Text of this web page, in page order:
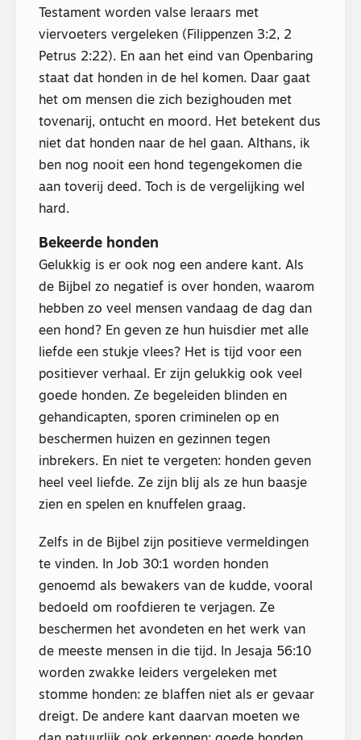
Testament worden valse leraars met
viervoeters vergeleken (Filippenzen 3:2, 2
Petrus 2:22). En aan het eind van Openbaring
staat dat honden in de hel komen. Daar gaat
het om mensen die zich bezighouden met
tovenarij, ontucht en moord. Het betekent dus
niet dat honden naar de hel gaan. Althans, ik
ben nog nooit een hond tegengekomen die
aan toverij deed. Toch is de vergelijking wel
hard.
Bekeerde honden
Gelukkig is er ook nog een andere kant. Als
de Bijbel zo negatief is over honden, waarom
hebben zo veel mensen vandaag de dag dan
een hond? En geven ze hun huisdier met alle
liefde een stukje vlees? Het is tijd voor een
positiever verhaal. Er zijn gelukkig ook veel
goede honden. Ze begeleiden blinden en
gehandicapten, sporen criminelen op en
beschermen huizen en gezinnen tegen
inbrekers. En niet te vergeten: honden geven
heel veel liefde. Ze zijn blij als ze hun baasje
zien en spelen en knuffelen graag.
Zelfs in de Bijbel zijn positieve vermeldingen
te vinden. In Job 30:1 worden honden
genoemd als bewakers van de kudde, vooral
bedoeld om roofdieren te verjagen. Ze
beschermen het avondeten en het werk van
de meeste mensen in die tijd. In Jesaja 56:10
worden zwakke leiders vergeleken met
stomme honden: ze blaffen niet als er gevaar
dreigt. De andere kant daarvan moeten we